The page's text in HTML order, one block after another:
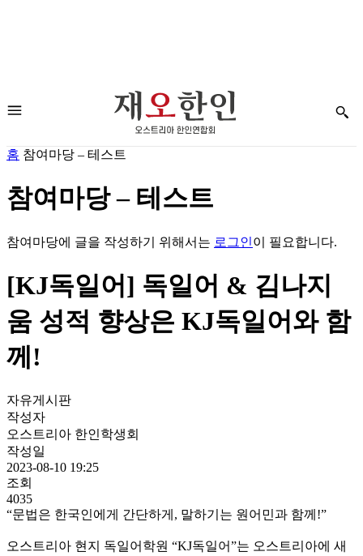
홈 참여마당 – 테스트
참여마당 – 테스트
참여마당에 글을 작성하기 위해서는 로그인이 필요합니다.
[KJ독일어] 독일어 & 김나지
움 성적 향상은 KJ독일어와 함
께!
자유게시판
작성자
오스트리아 한인학생회
작성일
2023-08-10 19:25
조회
4035
“문법은 한국인에게 간단하게, 말하기는 원어민과 함께!”
오스트리아 현지 독일어학원 “KJ독일어”는 오스트리아에 새